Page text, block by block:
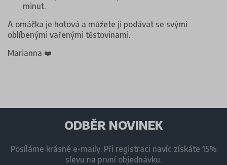
minut.
A omáčka je hotová a můžete ji podávat se svými
oblíbenými vařenými těstovinami.
Marianna ❤️
ODBĚR NOVINEK
Posíláme krásné e-maily. Při registraci navíc získáte 15%
slevu na první objednávku.